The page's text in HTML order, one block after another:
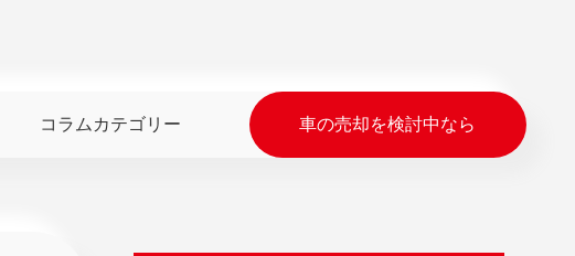
コラムカテゴリー 車の売却を検討中なら